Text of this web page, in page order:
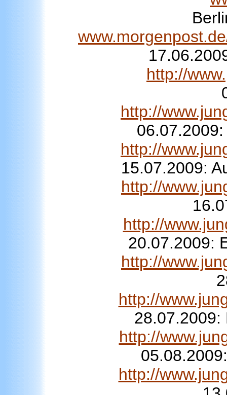
http://
http://
http://
15.07.2009:
http://
http://
20.07.2009:
http://
http://
28.07.2009:
http://
http://